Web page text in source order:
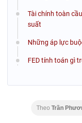
Tài chính toàn
suất
Những áp lực
FED tính toán gì
Theo Trần